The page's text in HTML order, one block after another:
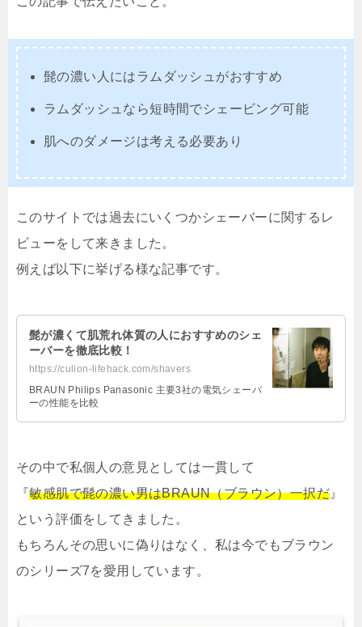
髭の濃い人にはラムダッシュがおすすめ
ラムダッシュなら短時間でシェービング可能
肌へのダメージは考える必要あり
このサイトでは過去にいくつかシェーバーに関するレ
ビューをして来きました。
例えば以下に挙げる様な記事です。
髭が濃くて肌荒れ体質の人におすすめのシェ
ーバーを徹底比較！
https://culion-lifehack.com/shavers
BRAUN Philips Panasonic 主要3社の電気シェーバ
ーの性能を比較
その中で私個人の意見としては一貫して
『敏感肌で髭の濃い男はBRAUN（ブラウン）一択だ 』
という評価をしてきました。
もちろんその思いに偽りはなく、私は今でもブラウン
のシリーズ7を愛用しています。